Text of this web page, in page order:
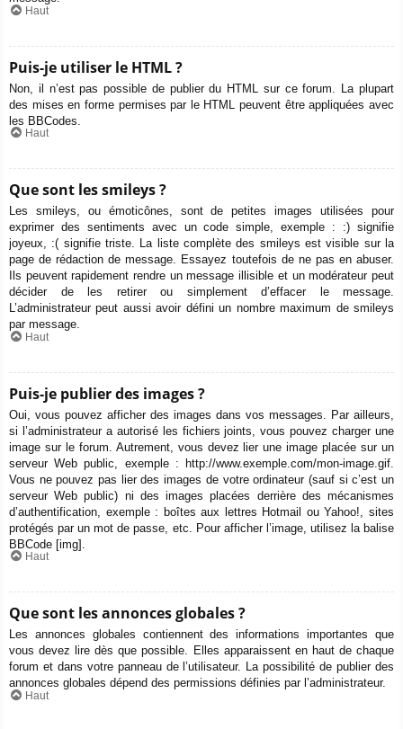
Haut
Puis-je utiliser le HTML ?
Non, il n’est pas possible de publier du HTML sur ce forum. La plupart
des mises en forme permises par le HTML peuvent être appliquées avec
les BBCodes.
Haut
Que sont les smileys ?
Les smileys, ou émoticônes, sont de petites images utilisées pour
exprimer des sentiments avec un code simple, exemple : :) signifie
joyeux, :( signifie triste. La liste complète des smileys est visible sur la
page de rédaction de message. Essayez toutefois de ne pas en abuser.
Ils peuvent rapidement rendre un message illisible et un modérateur peut
décider de les retirer ou simplement d’effacer le message.
L’administrateur peut aussi avoir défini un nombre maximum de smileys
par message.
Haut
Puis-je publier des images ?
Oui, vous pouvez afficher des images dans vos messages. Par ailleurs,
si l’administrateur a autorisé les fichiers joints, vous pouvez charger une
image sur le forum. Autrement, vous devez lier une image placée sur un
serveur Web public, exemple : http://www.exemple.com/mon-image.gif.
Vous ne pouvez pas lier des images de votre ordinateur (sauf si c’est un
serveur Web public) ni des images placées derrière des mécanismes
d’authentification, exemple : boîtes aux lettres Hotmail ou Yahoo!, sites
protégés par un mot de passe, etc. Pour afficher l’image, utilisez la balise
BBCode [img].
Haut
Que sont les annonces globales ?
Les annonces globales contiennent des informations importantes que
vous devez lire dès que possible. Elles apparaissent en haut de chaque
forum et dans votre panneau de l’utilisateur. La possibilité de publier des
annonces globales dépend des permissions définies par l’administrateur.
Haut